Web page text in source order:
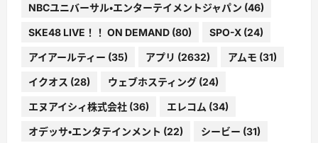
NBCユニバーサル・エンターテイメントジャパン (46)
SKE48 LIVE！！ ON DEMAND (80) SPO-X (24)
アイアールティー (35) アプリ (2632) アムモ (31)
イクオス (28) ウェブホスティング (24)
エヌアイシィ株式会社 (36) エレコム (34)
オデッサ・エンタテインメント (22) シービー (31)